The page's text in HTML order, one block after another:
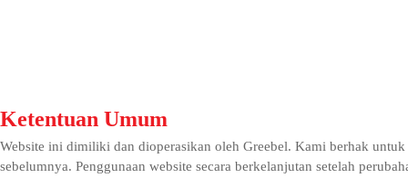
Ketentuan Umum
Website ini dimiliki dan dioperasikan oleh Greebel. Kami berhak
sebelumnya. Penggunaan website secara berkelanjutan setelah